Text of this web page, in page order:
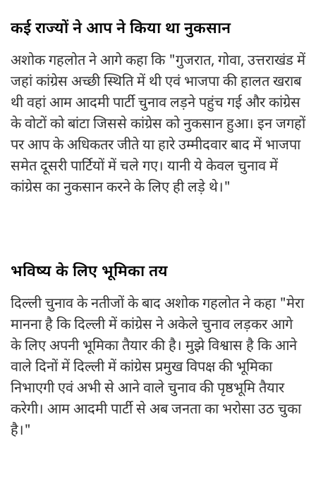
कई राज्यों ने आप ने किया था नुकसान
अशोक गहलोत ने आगे कहा कि "गुजरात, गोवा, उत्तराखंड में
जहां कांग्रेस अच्छी स्थिति में थी एवं भाजपा की हालत खराब
थी वहां आम आदमी पार्टी चुनाव लड़ने पहुंच गई और कांग्रेस
के वोटों को बांटा जिससे कांग्रेस को नुकसान हुआ। इन जगहों
पर आप के अधिकतर जीते या हारे उम्मीदवार बाद में भाजपा
समेत दूसरी पार्टियों में चले गए। यानी ये केवल चुनाव में
कांग्रेस का नुकसान करने के लिए ही लड़े थे।"
भविष्य के लिए भूमिका तय
दिल्ली चुनाव के नतीजों के बाद अशोक गहलोत ने कहा "मेरा
मानना है कि दिल्ली में कांग्रेस ने अकेले चुनाव लड़कर आगे
के लिए अपनी भूमिका तैयार की है। मुझे विश्वास है कि आने
वाले दिनों में दिल्ली में कांग्रेस प्रमुख विपक्ष की भूमिका
निभाएगी एवं अभी से आने वाले चुनाव की पृष्ठभूमि तैयार
करेगी। आम आदमी पार्टी से अब जनता का भरोसा उठ चुका
है।"